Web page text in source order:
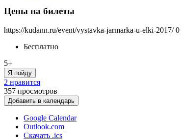
Цены на билеты
https://kudann.ru/event/vystavka-jarmarka-u-elki-2017/ 0
Бесплатно
5+
Я пойду
2 нравится
357 просмотров
Добавить в календарь
Google Calendar
Outlook.com
Скачать .ics